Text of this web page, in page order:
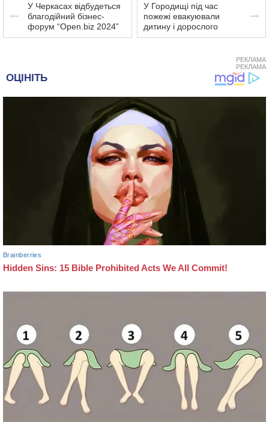
У Черкасах відбудеться
благодійний бізнес-
форум “Open.biz 2024”
У Городищі під час
пожежі евакуювали
дитину і дорослого
РЕКЛАМА
РЕКЛАМА